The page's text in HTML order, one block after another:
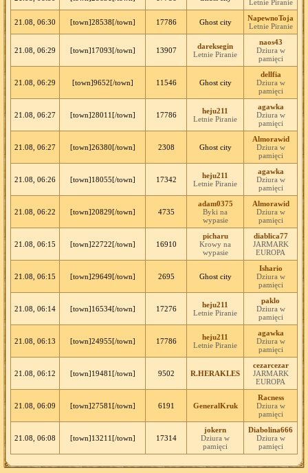
Letnie Piranie
21.08, 06:30 [town]28538[/town] 17786 Ghost city
NapewnoToja
Letnie Piranie
21.08, 06:29 [town]17093[/town] 13907
dareksegin
Letnie Piranie
naos43
Dziura w
pamięci
21.08, 06:29 [town]9652[/town] 11546 Ghost city
dellfia
Dziura w
pamięci
21.08, 06:27 [town]28011[/town] 17786
heju211
Letnie Piranie
agawka
Dziura w
pamięci
21.08, 06:27 [town]26380[/town] 2308 Ghost city
Almorawid
Dziura w
pamięci
21.08, 06:26 [town]18055[/town] 17342
heju211
Letnie Piranie
agawka
Dziura w
pamięci
21.08, 06:22 [town]20829[/town] 4735
adam0375
Byki na
wypasie
Almorawid
Dziura w
pamięci
21.08, 06:15 [town]22722[/town] 16910
picharu
Krowy na
wypasie
diablica77
JARMARK
EUROPA
21.08, 06:15 [town]29649[/town] 2695 Ghost city
Ishario
Dziura w
pamięci
21.08, 06:14 [town]16534[/town] 17276
heju211
Letnie Piranie
paklo
Dziura w
pamięci
21.08, 06:13 [town]24955[/town] 17786
heju211
Letnie Piranie
agawka
Dziura w
pamięci
21.08, 06:12 [town]19481[/town] 9502 R.HERAKLES
cezarcezar
JARMARK
EUROPA
21.08, 06:09 [town]27581[/town] 6191 GeneralKruk
Racness
Dziura w
pamięci
21.08, 06:08 [town]13211[/town] 17314
jokern
Dziura w
pamięci
Diabolina666
Dziura w
pamięci